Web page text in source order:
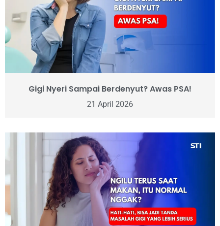
Gigi Nyeri Sampai Berdenyut? Awas PSA!
21 April 2026